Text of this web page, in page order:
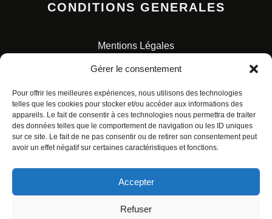
Gérer le consentement
Pour offrir les meilleures expériences, nous utilisons des technologies
telles que les cookies pour stocker et/ou accéder aux informations des
appareils. Le fait de consentir à ces technologies nous permettra de traiter
des données telles que le comportement de navigation ou les ID uniques
sur ce site. Le fait de ne pas consentir ou de retirer son consentement peut
avoir un effet négatif sur certaines caractéristiques et fonctions.
Accepter
Refuser
CONDITIONS GENERALES
Mentions Légales
Charte pour la protection des données personnelles